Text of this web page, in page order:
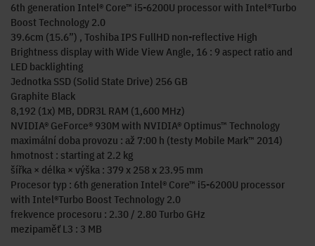
6th generation Intel® Core™ i5-6200U processor with Intel®Turbo
Boost Technology 2.0
39.6cm (15.6”) , Toshiba IPS FullHD non-reflective High
Brightness display with Wide View Angle, 16 : 9 aspect ratio and
LED backlighting
Jednotka SSD (Solid State Drive) 256 GB
Graphite Black
8,192 (1x) MB, DDR3L RAM (1,600 MHz)
NVIDIA® GeForce® 930M with NVIDIA® Optimus™ Technology
maximální doba provozu : až 7:00 h (testy Mobile Mark™ 2014)
hmotnost : starting at 2.2 kg
šířka × délka × výška : 379 x 258 x 23.95 mm
Procesor typ : 6th generation Intel® Core™ i5-6200U processor
with Intel®Turbo Boost Technology 2.0
frekvence procesoru : 2.30 / 2.80 Turbo GHz
mezipaměť L3 : 3 MB